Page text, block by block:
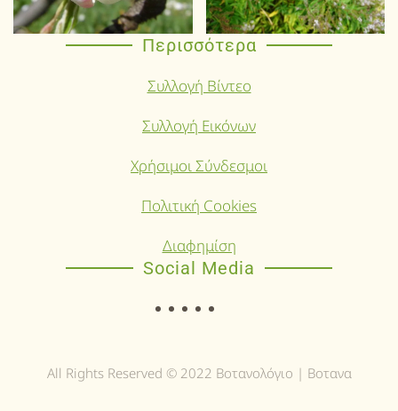
Περισσότερα
Συλλογή Βίντεο
Συλλογή Εικόνων
Χρήσιμοι Σύνδεσμοι
Πολιτική Cookies
Διαφημίση
Social Media
All Rights Reserved © 2022 Βοτανολόγιο | Βοτανα